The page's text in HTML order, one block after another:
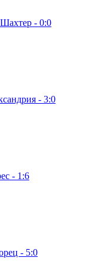
- 0:0
- 3:0
- 1:6
- 5:0